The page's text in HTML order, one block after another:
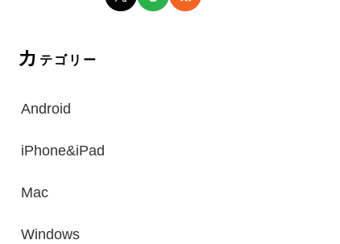
カ テゴリー
Android
iPhone&iPad
Mac
Windows